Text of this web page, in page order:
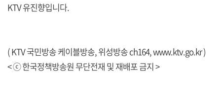
KTV 유진향입니다.
( KTV 국민방송 케이블방송, 위성방송 ch164,www.ktv.go.kr)
< ⓒ 한국정책방송원 무단전재 및 재배포 금지 >